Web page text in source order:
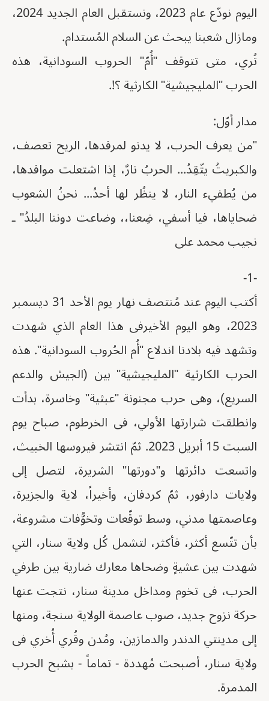
اليوم نودّع عام 2023، ونستقبل العام الجديد 2024،
ومازال شعبنا يبحث عن السلام المُستدام.
تُري، متى تتوقف "أُمّ" الحروب السودانية، هذه
الحرب "المليجيشية" الكارثية ؟!.
مدار أوّل:
"من يعرف الحرب، لا يدنو لمرقدها، الريح تعصف،
والكبريتُ يتّقِدُ... الحربُ نارٌ، إذا اشتعلت مواقدها،
من يُطفيء النار، لا ينظُر لها أحدُ... نحنُ الشعوب
ضحاياها، فيا أسفي، ضِعنا،، وضاعت دوننا البلدُ" ـ
نجيب محمد على
-1-
أكتب اليوم عند مُنتصف نهار يوم الأحد 31 ديسمبر
2023، وهو اليوم الأخيرفى هذا العام الذي شهدت
وتشهد فيه بلادنا اندلاع "أُم الحُروب السودانية". هذه
الحرب الكارثية "المليجيشية" بين (الجيش والدعم
السريع)، وهى حرب مجنونة "عبثية" وخاسرة، بدأت
وانطلقت شرارتها الأولي، فى الخرطوم، صباح يوم
السبت 15 أبريل 2023. ثمّ انتشر فيروسها الخبيث،
واتسعت دائرتها و"دورتها" الشريرة، لتصل إلى
ولايات دارفور، ثمّ كردفان، وأخيراً، لاية والجزيرة،
وعاصمتها مدني، وسط توقّعات وتخوُّفات مشروعة،
بأن تتّسع أكثر، فأكثر، لتشمل كُل ولاية سنار، التي
شهدت بين عشيةٍ وضحاها معارك ضارية بين طرفي
الحرب، فى تخوم ومداخل مدينة سنار، نتجت عنها
حركة نزوح جديد، صوب عاصمة الولاية سنجة، ومنها
إلى مدينتي الدندر والدمازين، ومُدن وقُري أُخري فى
ولاية سنار، أصبحت مُهددة - تماماً - بشبح الحرب
المدمرة.